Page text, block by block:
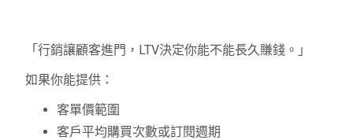
「行銷讓顧客進門，LTV決定你能不能長久賺錢。」
如果你能提供：
客單價範圍
客戶平均購買次數或訂閱週期